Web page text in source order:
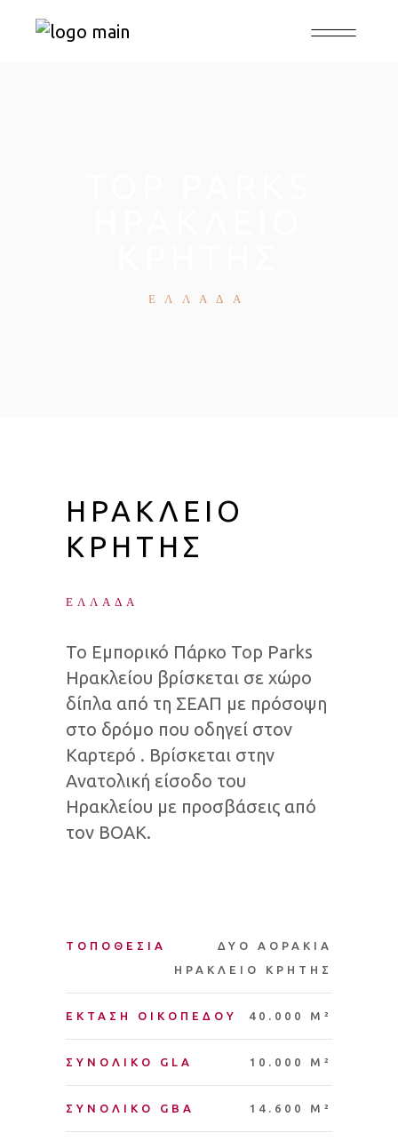
ΕΛΛΑΔΑ
ΗΡΑΚΛΕΙΟ
ΚΡΗΤΗΣ
ΕΛΛΑΔΑ
Το Εμπορικό Πάρκο Τοp Parks
Ηρακλείου βρίσκεται σε χώρο
δίπλα από τη ΣΕΑΠ με πρόσοψη
στο δρόμο που οδηγεί στον
Καρτερό . Βρίσκεται στην
Ανατολική είσοδο του
Ηρακλείου με προσβάσεις από
τον ΒΟΑΚ.
ΤΟΠΟΘΕΣΙΑ
ΔΥΟ ΑΟΡΑΚΙΑ
ΗΡΑΚΛΕΙΟ ΚΡΗΤΗΣ
ΕΚΤΑΣΗ ΟΙΚΟΠΕΔΟΥ 40.000 M²
ΣΥΝΟΛΙΚΟ GLA 10.000 M²
ΣΥΝΟΛΙΚΟ GBA 14.600 M²